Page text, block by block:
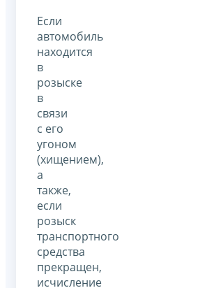
Если
автомобиль
находится
в
розыске
в
связи
с его
угоном
(хищением),
а
также,
если
розыск
транспортного
средства
прекращен,
исчисление